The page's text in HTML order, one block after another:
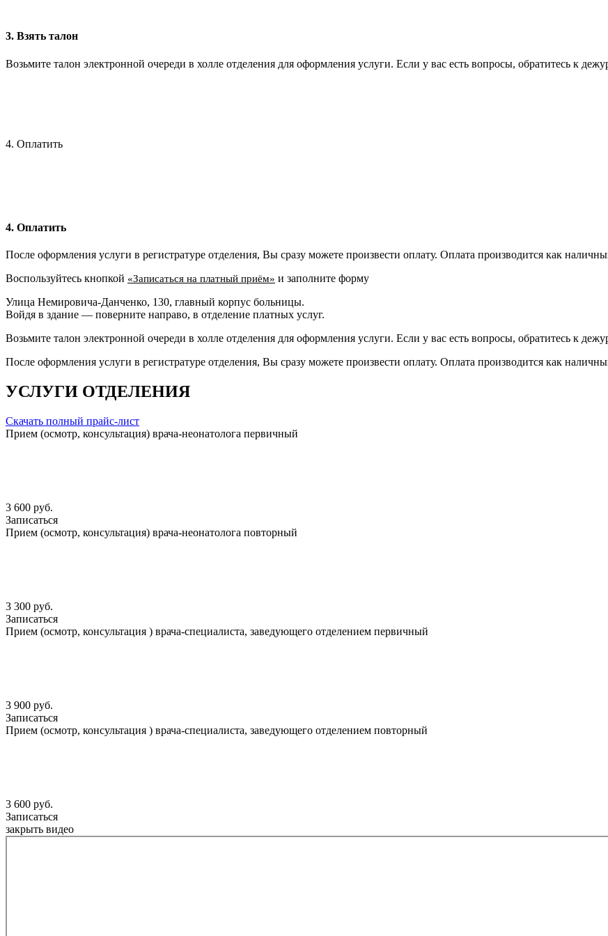
3. Взять талон
Возьмите талон электронной очереди в холле отделения для оформления услуги. Если у вас есть вопросы, обратитесь к
4. Оплатить
4. Оплатить
После оформления услуги в регистратуре отделения, Вы сразу можете произвести оплату. Оплата производится как
Воспользуйтесь кнопкой «Записаться на платный приём» и заполните форму
Улица Немировича-Данченко, 130, главный корпус больницы.
Войдя в здание — поверните направо, в отделение платных услуг.
Возьмите талон электронной очереди в холле отделения для оформления услуги. Если у вас есть вопросы, обратитесь к
После оформления услуги в регистратуре отделения, Вы сразу можете произвести оплату. Оплата производится как
УСЛУГИ ОТДЕЛЕНИЯ
Скачать полный прайс-лист
Прием (осмотр, консультация) врача-неонатолога первичный
3 600 руб.
Записаться
Прием (осмотр, консультация) врача-неонатолога повторный
3 300 руб.
Записаться
Прием (осмотр, консультация ) врача-специалиста, заведующего отделением первичный
3 900 руб.
Записаться
Прием (осмотр, консультация ) врача-специалиста, заведующего отделением повторный
3 600 руб.
Записаться
закрыть видео